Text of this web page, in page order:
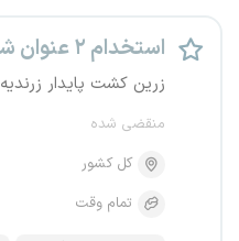
استخدام ۲ عنوان شغلی
زرین کشت پایدار زرندیه
منقضی شده
کل کشور
تمام وقت